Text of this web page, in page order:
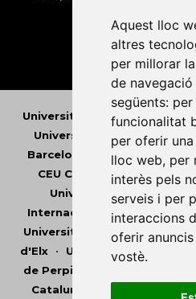
Aquest lloc
altres
per millorar
de
següents:
funcionalitat
per oferir
lloc web, per
interès pels
serveis i per
interaccions
oferir
vostè.
Universitat Abat Oliba CEU •
Universitat d'Andorra •
Barcelona
Universitat de
CEU Cardenal Herrera
•
Universitat de les Illes
Internacional de Catalunya
Universitat de Lleida
d'Elx• Universitat Oberta de
de Perpinyà Via Domitia
Catalunya